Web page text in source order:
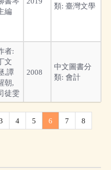
編
類: 臺灣文學
者:
文
,譚
朝,
徒雯
2008
中文圖書分
類: 會計
3 4 5 6 7 8